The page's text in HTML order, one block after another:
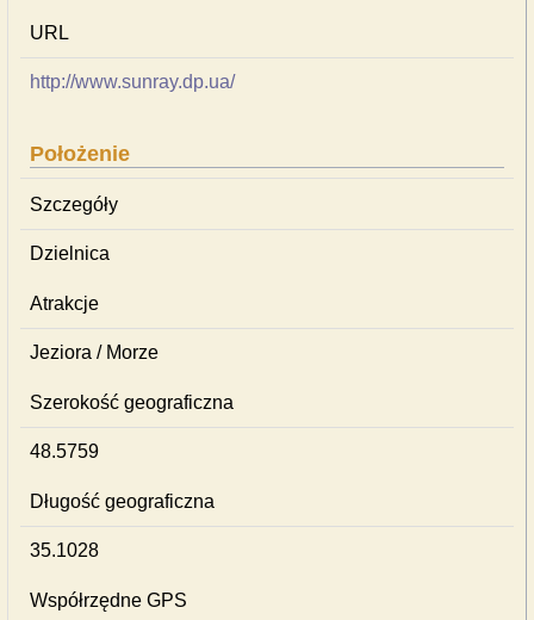
URL
http://www.sunray.dp.ua/
Położenie
Szczegóły
Dzielnica
Atrakcje
Jeziora / Morze
Szerokość geograficzna
48.5759
Długość geograficzna
35.1028
Współrzędne GPS